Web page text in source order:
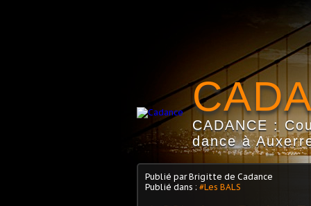
CADANCE :
dance à
Publié par Brigitte de Cadance
Publié dans : #Les BALS